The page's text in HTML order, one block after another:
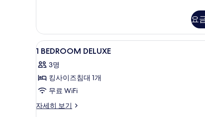
2
개
사
진
모
두
보
티
브
룸,
실
2
자
세
히
요
1
BEDROOM
DELUXE
사
진
모
고급 침구, 객실 내 금고,
4
1 BEDROOM DELUXE
3명
킹사이즈침대 1개
무료 WiFi
자세히 보기
1